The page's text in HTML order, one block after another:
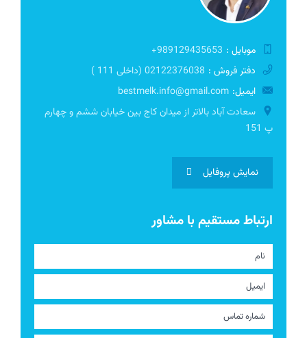
موبایل : 989129435653+
دفتر فروش : 02122376038 (داخلی 111 )
ایمیل: bestmelk.info@gmail.com
سعادت آباد بالاتر از میدان کاج بین خیابان ششم و چهارم
پ 151
نمایش پروفایل
ارتباط مستقیم با مشاور